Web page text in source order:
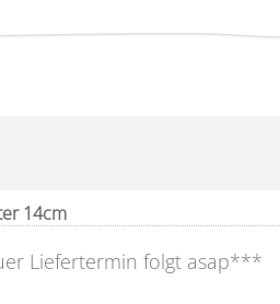
14cm
Liefertermin folgt asap***